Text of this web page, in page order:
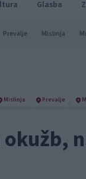
Glasba
Prevalje Mislinja
Mislinja Prevalje